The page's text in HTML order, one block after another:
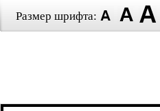
Размер шрифта: